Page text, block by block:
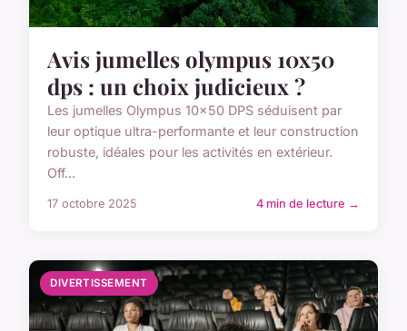
Avis jumelles olympus 10x50
dps : un choix judicieux ?
Les jumelles Olympus 10x50 DPS séduisent par
leur optique ultra-performante et leur construction
robuste, idéales pour les activités en extérieur.
Off...
17 octobre 2025 4 min de lecture →
DIVERTISSEMENT